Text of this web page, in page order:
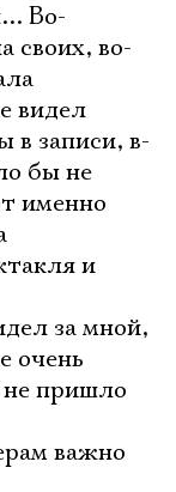
Во-
своих, во-
видел
в записи, в-
бы не
именно
и
за мной,
очень
не пришло
важно